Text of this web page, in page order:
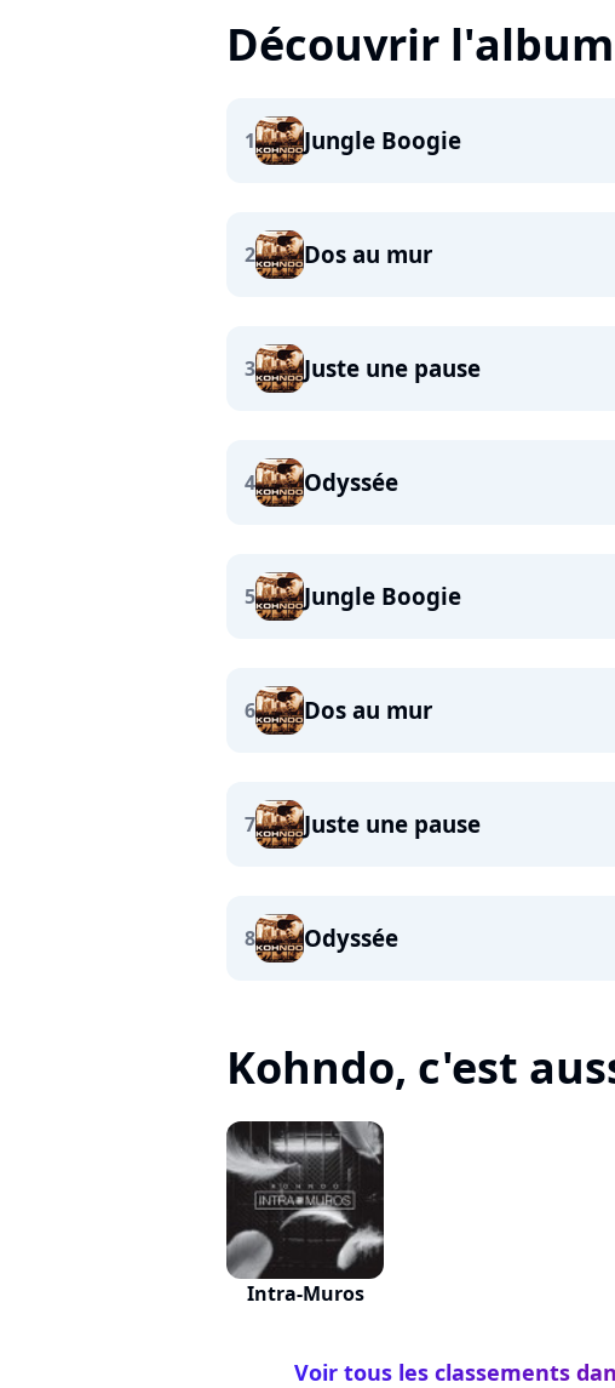
Découvrir l'album
1 Jungle Boogie
2 Dos au mur
3 Juste une pause
4 Odyssée
5 Jungle Boogie
6 Dos au mur
7 Juste une pause
8 Odyssée
Kohndo, c'est
Intra-Muros
Voir tous les classements